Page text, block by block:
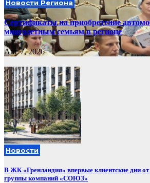
Новости Региона
Сертификаты на приобретение
многодетным семьям в регионе
Авг 7, 2026
Новости
В ЖК «Гренландия» впервые клиентские дни
группы компаний «СОЮЗ»